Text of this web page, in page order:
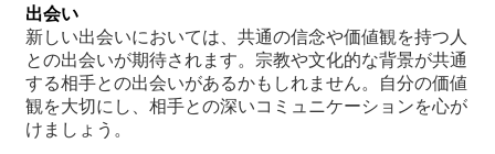
出会い
新しい出会いにおいては、共通の信念や価値観を持つ人
との出会いが期待されます。宗教や文化的な背景が共通
する相手との出会いがあるかもしれません。自分の価値
観を大切にし、相手との深いコミュニケーションを心が
けましょう。